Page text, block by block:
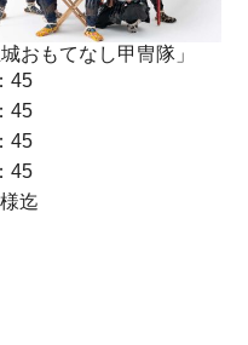
おもてなし甲冑隊」
45
45
45
45
迄